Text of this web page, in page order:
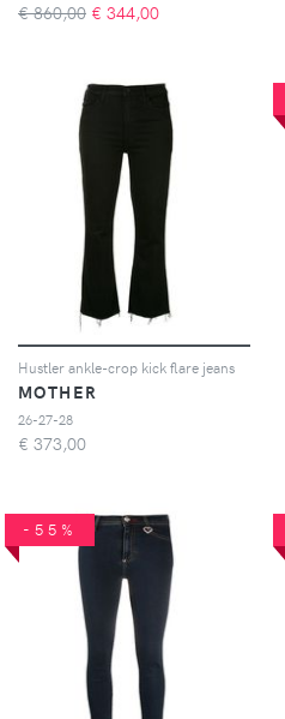
€ 860,00 € 344,00
Hustler ankle-crop kick flare jeans
MOTHER
26-27-28
€ 373,00
-55%